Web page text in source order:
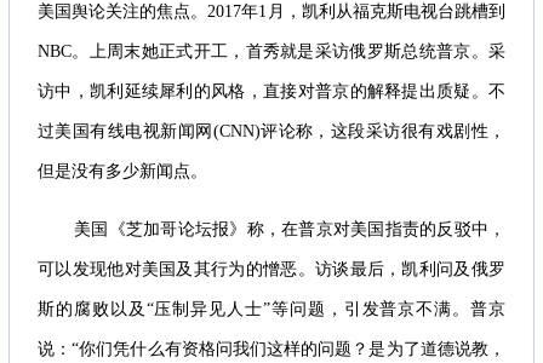
美国舆论关注的焦点。2017年1月，凯利从福克斯电视台跳槽到
NBC。上周末她正式开工，首秀就是采访俄罗斯总统普京。采
访中，凯利延续犀利的风格，直接对普京的解释提出质疑。不
过美国有线电视新闻网(CNN)评论称，这段采访很有戏剧性，
但是没有多少新闻点。
美国《芝加哥论坛报》称，在普京对美国指责的反驳中，
可以发现他对美国及其行为的憎恶。访谈最后，凯利问及俄罗
斯的腐败以及“压制异见人士”等问题，引发普京不满。普京
说：“你们凭什么有资格问我们这样的问题？是为了道德说教，